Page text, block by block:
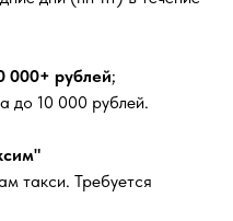
000+ рублей;
до 10 000 рублей.
такси. Требуется